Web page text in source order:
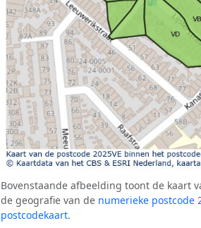
Bovenstaande afbeelding toont de kaart
de geografie van de numerieke postcode
postcodekaart.